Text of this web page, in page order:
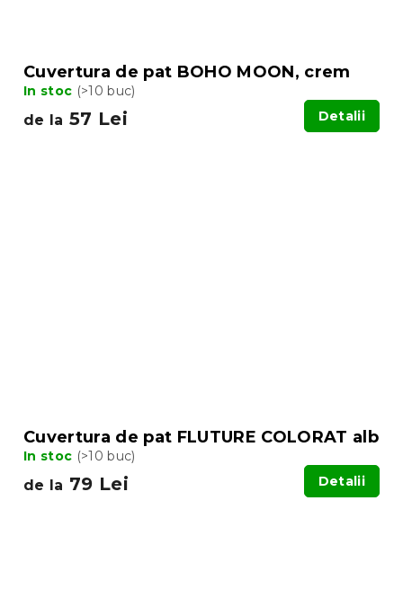
Cuvertura de pat BOHO MOON, crem
In stoc (>10 buc)
de la 57 Lei Detalii
Cuvertura de pat FLUTURE COLORAT alb
In stoc (>10 buc)
de la 79 Lei Detalii